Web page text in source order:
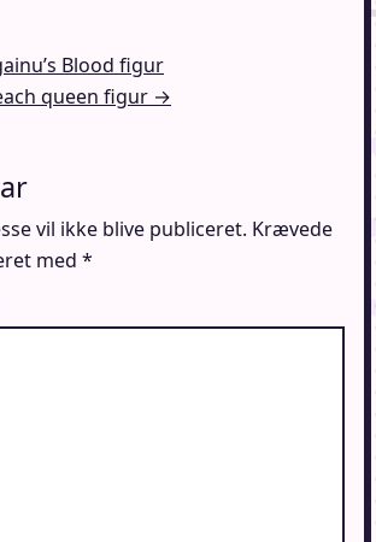
Blood figur
queen figur →
vil ikke blive publiceret. Krævede
med *